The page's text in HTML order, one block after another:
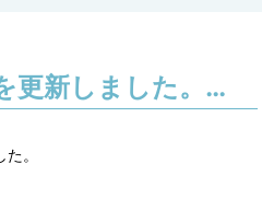
更新しました。…
。